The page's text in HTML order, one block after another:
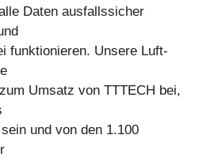
Daten ausfallssicher
funktionieren. Unsere Luft-
Umsatz von TTTECH bei,
und von den 1.100